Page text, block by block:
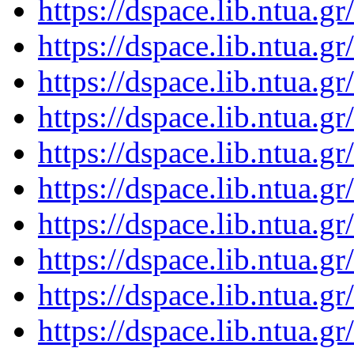
https://
https://
https://
https://
https://
https://
https://
https://
https://
https://